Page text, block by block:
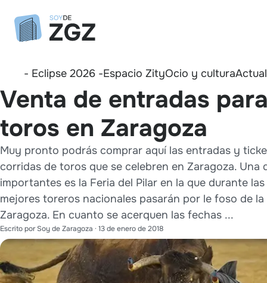
- Eclipse 2026 -Espacio ZityOcio y cultura
Venta de entradas
toros en Zaragoza
Muy pronto podrás comprar aquí las entradas y
corridas de toros que se celebren en Zaragoza. Una
importantes es la Feria del Pilar en la que durante
mejores toreros nacionales pasarán por le foso de
Zaragoza. En cuanto se acerquen las fechas ...
Escrito porSoy de Zaragoza · 13 de enero de 2018